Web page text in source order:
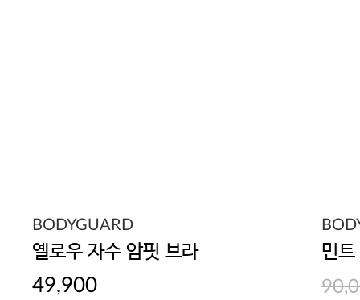
BODYGUARD
옐로우 자수 암핏 브라
49,900
민트